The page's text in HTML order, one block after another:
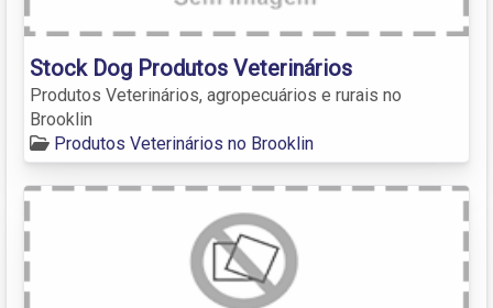
Stock Dog Produtos Veterinários
Produtos Veterinários, agropecuários e rurais no
Brooklin
Produtos Veterinários no Brooklin